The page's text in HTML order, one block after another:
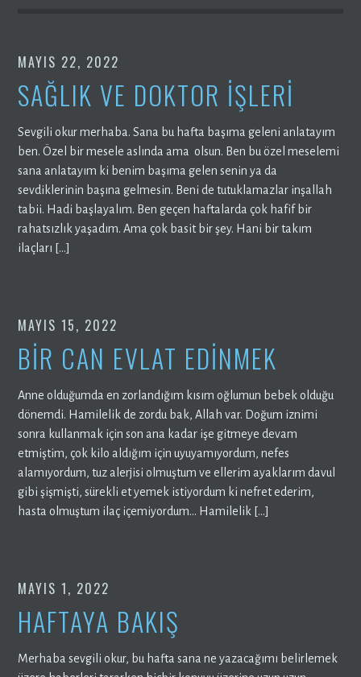
MAYIS 22, 2022
SAĞLIK VE DOKTOR İŞLERİ
Sevgili okur merhaba. Sana bu hafta başıma geleni anlatayım
ben. Özel bir mesele aslında ama olsun. Ben bu özel meselemi
sana anlatayım ki benim başıma gelen senin ya da
sevdiklerinin başına gelmesin. Beni de tutuklamazlar inşallah
tabii. Hadi başlayalım. Ben geçen haftalarda çok hafif bir
rahatsızlık yaşadım. Ama çok basit bir şey. Hani bir takım
ilaçları […]
MAYIS 15, 2022
BİR CAN EVLAT EDİNMEK
Anne olduğumda en zorlandığım kısım oğlumun bebek olduğu
dönemdi. Hamilelik de zordu bak, Allah var. Doğum iznimi
sonra kullanmak için son ana kadar işe gitmeye devam
etmiştim, çok kilo aldığım için uyuyamıyordum, nefes
alamıyordum, tuz alerjisi olmuştum ve ellerim ayaklarım davul
gibi şişmişti, sürekli et yemek istiyordum ki nefret ederim,
hasta olmuştum ilaç içemiyordum… Hamilelik […]
MAYIS 1, 2022
HAFTAYA BAKIŞ
Merhaba sevgili okur, bu hafta sana ne yazacağımı belirlemek